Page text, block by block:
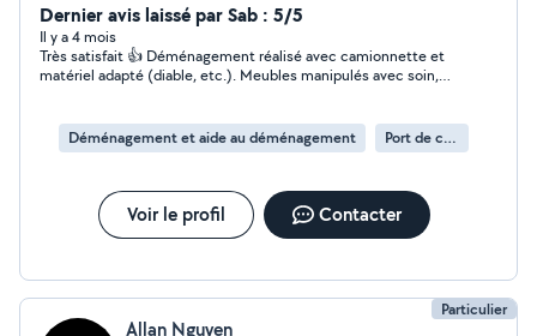
Dernier avis laissé par Sab : 5/5
Il y a 4 mois
Très satisfait 👍 Déménagement réalisé avec camionnette et
matériel adapté (diable, etc.). Meubles manipulés avec soin,
et sympa. Je recommande !
Déménagement et aide au déménagement Port de cartons
Voir le profil Contacter
Particulier
Allan Nguyen